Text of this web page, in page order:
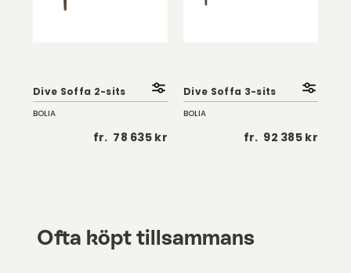
Dive Soffa 2-sits
BOLIA
fr. 78 635 kr
Dive Soffa 3-sits
BOLIA
fr. 92 385 kr
Ofta köpt tillsammans